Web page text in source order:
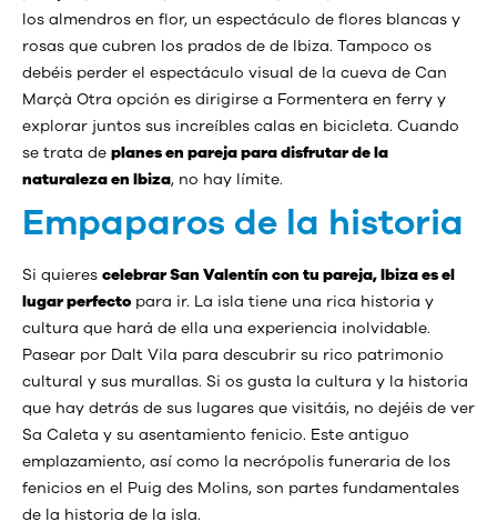
los almendros en flor, un espectáculo de flores blancas y
rosas que cubren los prados de de Ibiza. Tampoco os
debéis perder el espectáculo visual de la cueva de Can
Marçà Otra opción es dirigirse a Formentera en ferry y
explorar juntos sus increíbles calas en bicicleta. Cuando
se trata de planes en pareja para disfrutar de la
naturaleza en Ibiza, no hay límite.
Empaparos de la historia
Si quieres celebrar San Valentín con tu pareja, Ibiza es el
lugar perfectopara ir. La isla tiene una rica historia y
cultura que hará de ella una experiencia inolvidable.
Pasear por Dalt Vila para descubrir su rico patrimonio
cultural y sus murallas. Si os gusta la cultura y la historia
que hay detrás de sus lugares que visitáis, no dejéis de ver
Sa Caleta y su asentamiento fenicio. Este antiguo
emplazamiento, así como la necrópolis funeraria de los
fenicios en el Puig des Molins, son partes fundamentales
de la historia de la isla.